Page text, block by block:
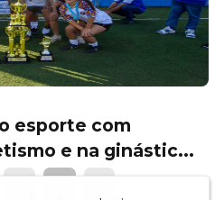
esporte com
e na ginástic...